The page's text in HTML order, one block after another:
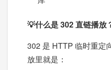
💡什么是 302 直链播放
302 是 HTTP 临时重定
放里就是：